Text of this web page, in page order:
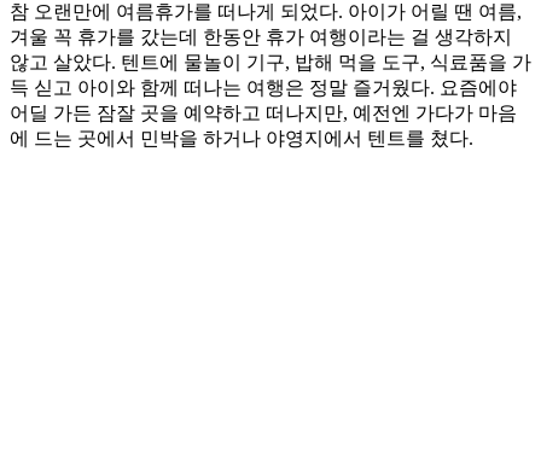
참 오랜만에 여름휴가를 떠나게 되었다. 아이가 어릴 땐 여름,
겨울 꼭 휴가를 갔는데 한동안 휴가 여행이라는 걸 생각하지
않고 살았다. 텐트에 물놀이 기구, 밥해 먹을 도구, 식료품을 가
득 싣고 아이와 함께 떠나는 여행은 정말 즐거웠다. 요즘에야
어딜 가든 잠잘 곳을 예약하고 떠나지만, 예전엔 가다가 마음
에 드는 곳에서 민박을 하거나 야영지에서 텐트를 쳤다.